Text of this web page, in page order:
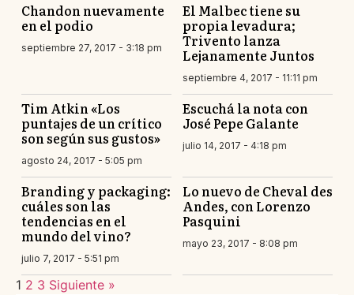
Chandon nuevamente
en el podio
septiembre 27, 2017 - 3:18 pm
El Malbec tiene su
propia levadura;
Trivento lanza
Lejanamente Juntos
septiembre 4, 2017 - 11:11 pm
Tim Atkin «Los
puntajes de un crítico
son según sus gustos»
agosto 24, 2017 - 5:05 pm
Escuchá la nota con
José Pepe Galante
julio 14, 2017 - 4:18 pm
Branding y packaging:
cuáles son las
tendencias en el
mundo del vino?
julio 7, 2017 - 5:51 pm
Lo nuevo de Cheval des
Andes, con Lorenzo
Pasquini
mayo 23, 2017 - 8:08 pm
1 2 3 Siguiente »